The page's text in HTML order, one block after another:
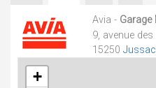
Avia - Garage
9, avenue
15250 Jussac
+